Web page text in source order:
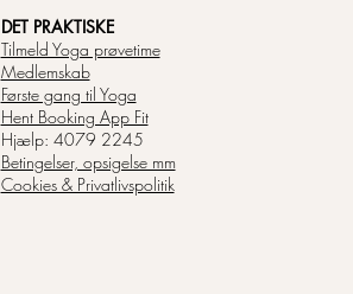
DET PRAKTISKE
Tilmeld Yoga prøvetime
Medlemskab
Første gang til Yoga
Hent Booking App Fit
Hjælp: 4079 2245
Betingelser, opsigelse mm
Cookies & Privatlivspolitik